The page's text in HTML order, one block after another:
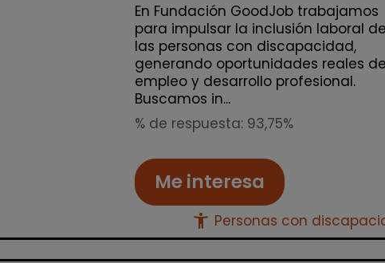
En Fundación GoodJob trabajamos
para impulsar la inclusión laboral de
las personas con discapacidad,
generando oportunidades reales de
empleo y desarrollo profesional.
Buscamos in...
% de respuesta: 93,75%
Me interesa
accessibility_new Personas con